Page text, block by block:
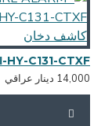
دينار عراقي